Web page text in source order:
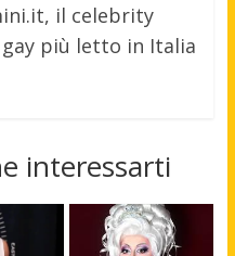
il celebrity
gay più letto in Italia
interessarti